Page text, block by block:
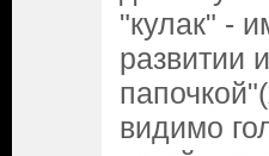
"кулак" -
развитии
видимо